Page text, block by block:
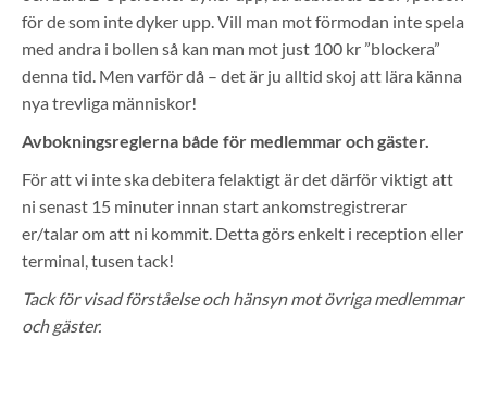
för de som inte dyker upp. Vill man mot förmodan inte spela
med andra i bollen så kan man mot just 100 kr ”blockera”
denna tid. Men varför då – det är ju alltid skoj att lära känna
nya trevliga människor!
Avbokningsreglerna både för medlemmar och gäster.
För att vi inte ska debitera felaktigt är det därför viktigt att
ni senast 15 minuter innan start ankomstregistrerar
er/talar om att ni kommit. Detta görs enkelt i reception eller
terminal, tusen tack!
Tack för visad förståelse och hänsyn mot övriga medlemmar
och gäster.